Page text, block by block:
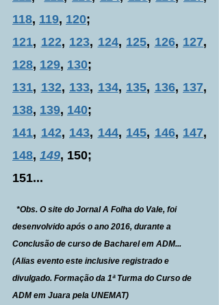
118, 119, 120;
121, 122, 123, 124, 125, 126, 127
128, 129, 130;
131, 132, 133, 134, 135, 136, 137
138, 139, 140;
141, 142, 143, 144, 145, 146, 147
148, 149, 150;
151...
desenvolvido após o ano 2016, durante a
Conclusão de curso de Bacharel em ADM...
(Alias evento este inclusive registrado e
divulgado. Formação da 1ª Turma do Curso de
ADM em Juara pela UNEMAT)